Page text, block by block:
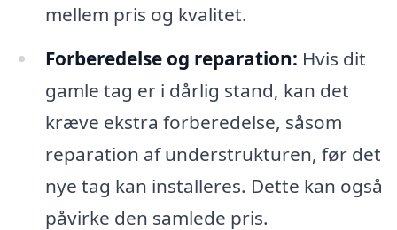
mellem pris og kvalitet.
Forberedelse og reparation: Hvis dit
gamle tag er i dårlig stand, kan det
kræve ekstra forberedelse, såsom
reparation af understrukturen, før det
nye tag kan installeres. Dette kan også
påvirke den samlede pris.